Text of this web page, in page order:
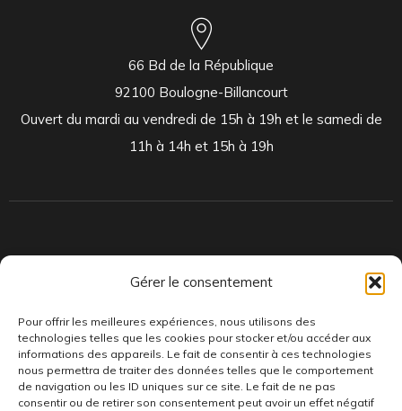
Gérer le consentement
Pour offrir les meilleures expériences, nous utilisons des
technologies telles que les cookies pour stocker et/ou accéder aux
informations des appareils. Le fait de consentir à ces technologies
nous permettra de traiter des données telles que le comportement
de navigation ou les ID uniques sur ce site. Le fait de ne pas
consentir ou de retirer son consentement peut avoir un effet négatif
66 Bd de la République
92100 Boulogne-Billancourt
Ouvert du mardi au vendredi de 15h à 19h et le samedi de
11h à 14h et 15h à 19h
toujours des pépites musicales, dont des vinyles rares et exclusifs.